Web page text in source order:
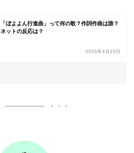
「ぼよよん行進曲」って何の歌？作詞作曲は誰？
ネットの反応は？
2020年4月29日